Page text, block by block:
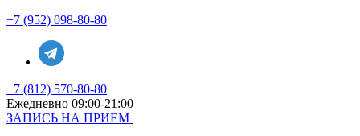
+7 (952) 098-80-80
+7 (812) 570-80-80
Ежедневно 09:00-21:00
ЗАПИСЬ НА ПРИЕМ